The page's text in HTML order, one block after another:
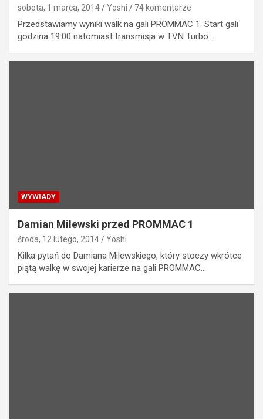
sobota, 1 marca, 2014 Yoshi 74 komentarze
Przedstawiamy wyniki walk na gali PROMMAC 1. Start gali
godzina 19:00 natomiast transmisja w TVN Turbo…
WYWIADY
Damian Milewski przed PROMMAC 1
środa, 12 lutego, 2014 Yoshi
Kilka pytań do Damiana Milewskiego, który stoczy wkrótce
piątą walkę w swojej karierze na gali PROMMAC…